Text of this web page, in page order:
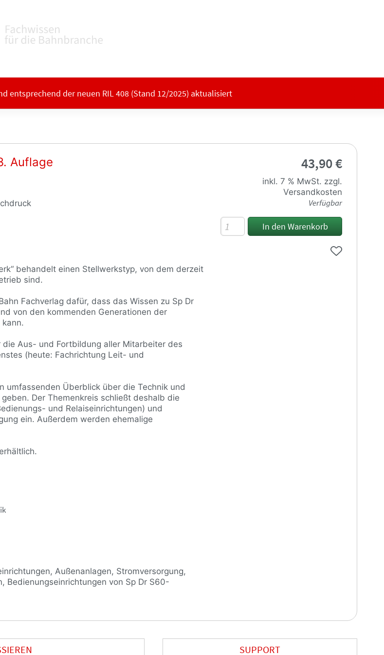
entsprechend der neuen RIL 408 (Stand 12/2025) aktualisiert
Auflage
behandelt einen Stellwerkstyp, von dem derzeit
sind.
Fachverlag dafür, dass das Wissen zu Sp Dr
von den kommenden Generationen der
Aus- und Fortbildung aller Mitarbeiter des
(heute: Fachrichtung Leit- und
umfassenden Überblick über die Technik und
Der Themenkreis schließt deshalb die
und Relaiseinrichtungen) und
ein. Außerdem werden ehemalige
Außenanlagen, Stromversorgung,
Bedienungseinrichtungen von Sp Dr S60-
43,90€
inkl. 7 % MwSt. zzgl.
Versandkosten
Verfügbar
Das
Sp
In den Warenkorb
SUPPORT